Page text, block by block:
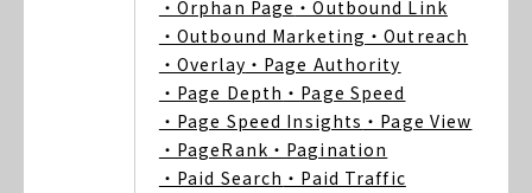
・Orphan Page ・Outbound Link
・Outbound Marketing ・Outreach
・Overlay ・Page Authority
・Page Depth ・Page Speed
・Page Speed Insights ・Page View
・PageRank ・Pagination
・Paid Search ・Paid Traffic